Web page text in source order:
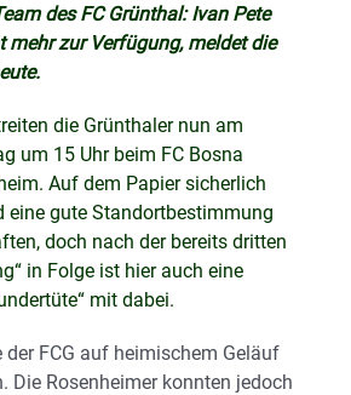
des FC Grünthal: Ivan Pete
mehr zur Verfügung, meldet die
die Grünthaler nun am
um 15 Uhr beim FC Bosna
Auf dem Papier sicherlich
eine gute Standortbestimmung
doch nach der bereits dritten
in Folge ist hier auch eine
mit dabei.
FCG auf heimischem Geläuf
Die Rosenheimer konnten jedoch